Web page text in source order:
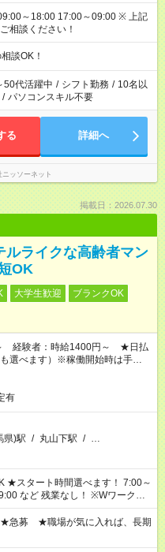
～18:00 17:00～09:00 ※ 上記
相談ください！
談OK！
50代活躍中 / シフト勤務 / 10名以
/ パソコンスキル不要
る 詳細へ
ニッソーネット
掲載日：2026.07.30
ルライクな高齢者マン
OK
大学生歓迎
ブランクOK
経験者：時給1400円～ ★日払
選べます）※稼働開始時は手続き
。
有
県)駅 / 丸山下駅 / …
残業なし！ ※Wワークの
時間超の就業はご案内できませ
上勤務は社会保険への加入対象
雇い派遣の原則禁止）により、
が難しい場合があります
急募 ★職場が気に入れば、長期